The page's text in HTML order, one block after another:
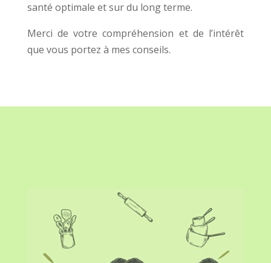
santé optimale et sur du long terme.
Merci de votre compréhension et de l’intérêt
que vous portez à mes conseils.